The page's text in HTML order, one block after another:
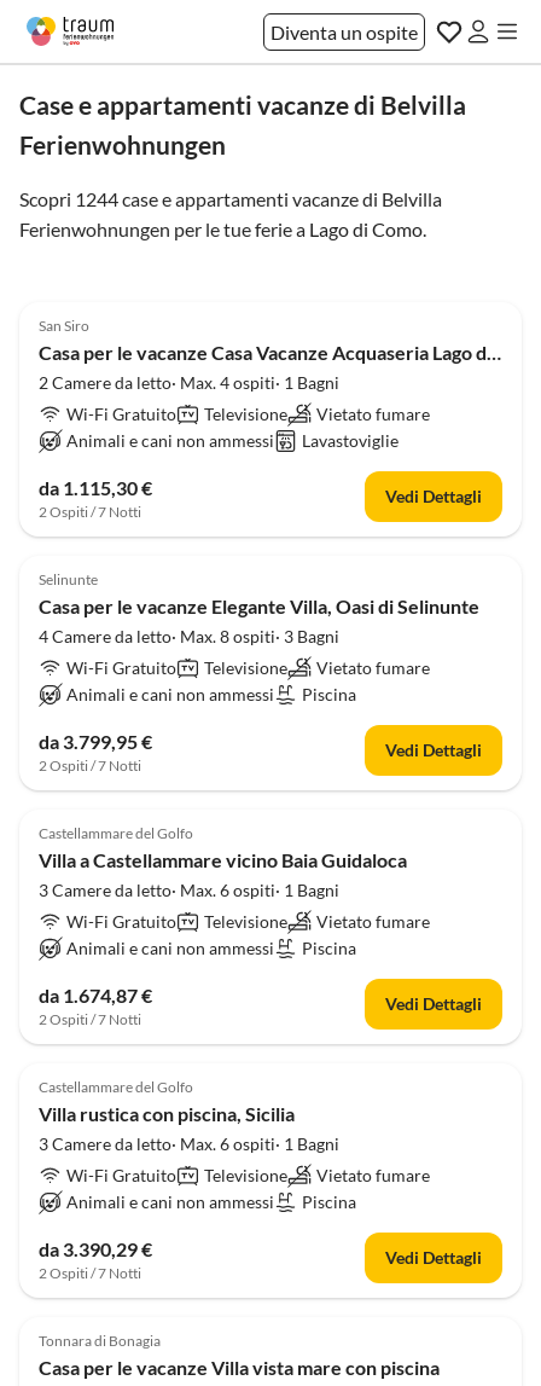
Diventa un ospite
Case e appartamenti vacanze di Belvilla
Ferienwohnungen
Scopri 1244 case e appartamenti vacanze di Belvilla
Ferienwohnungen per le tue ferie a Lago di Como.
San Siro
Casa per le vacanze Casa Vacanze Acquaseria Lago di Como
2 Camere da letto· Max. 4 ospiti· 1 Bagni
Wi-Fi Gratuito
Televisione
Vietato fumare
Animali e cani non ammessi
Lavastoviglie
da 1.115,30 €
2 Ospiti / 7 Notti
Vedi Dettagli
4.0 (19)
Selinunte
Casa per le vacanze Elegante Villa, Oasi di Selinunte
4 Camere da letto· Max. 8 ospiti· 3 Bagni
Wi-Fi Gratuito
Televisione
Vietato fumare
Animali e cani non ammessi
Piscina
da 3.799,95 €
2 Ospiti / 7 Notti
Vedi Dettagli
4.0 (12)
Castellammare del Golfo
Villa a Castellammare vicino Baia Guidaloca
3 Camere da letto· Max. 6 ospiti· 1 Bagni
Wi-Fi Gratuito
Televisione
Vietato fumare
Animali e cani non ammessi
Piscina
da 1.674,87 €
2 Ospiti / 7 Notti
Vedi Dettagli
4.0 (11)
Castellammare del Golfo
Villa rustica con piscina, Sicilia
3 Camere da letto· Max. 6 ospiti· 1 Bagni
Wi-Fi Gratuito
Televisione
Vietato fumare
Animali e cani non ammessi
Piscina
da 3.390,29 €
2 Ospiti / 7 Notti
Vedi Dettagli
4.0 (10)
Tonnara di Bonagia
Casa per le vacanze Villa vista mare con piscina